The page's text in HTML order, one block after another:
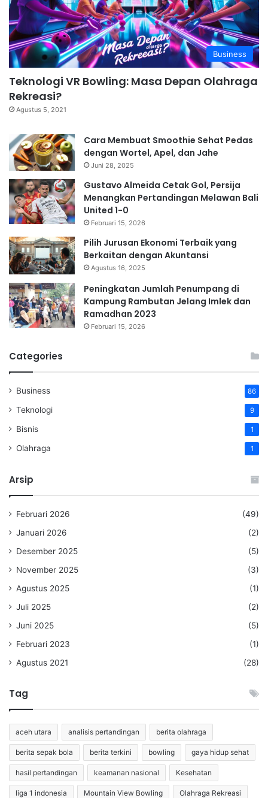
Business
Teknologi VR Bowling: Masa Depan Olahraga
Rekreasi?
Agustus 5, 2021
Cara Membuat Smoothie Sehat Pedas
dengan Wortel, Apel, dan Jahe
Juni 28, 2025
Gustavo Almeida Cetak Gol, Persija
Menangkan Pertandingan Melawan Bali
United 1-0
Februari 15, 2026
Pilih Jurusan Ekonomi Terbaik yang
Berkaitan dengan Akuntansi
Agustus 16, 2025
Peningkatan Jumlah Penumpang di
Kampung Rambutan Jelang Imlek dan
Ramadhan 2023
Februari 15, 2026
Categories
Business 86
Teknologi 9
Bisnis 1
Olahraga 1
Arsip
Februari 2026
(49)
Januari 2026
(2)
Desember 2025
(5)
November 2025
(3)
Agustus 2025
(1)
Juli 2025
(2)
Juni 2025
(5)
Februari 2023
(1)
Agustus 2021
(28)
Tag
aceh utara analisis pertandingan berita olahraga
berita sepak bola berita terkini bowling gaya hidup sehat
hasil pertandingan keamanan nasional Kesehatan
liga 1 indonesia Mountain View Bowling Olahraga Rekreasi